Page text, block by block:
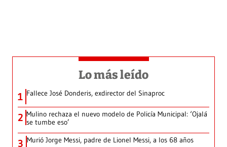
Lo más leído
1 Fallece José Donderis, exdirector del Sinaproc
2 Mulino rechaza el nuevo modelo de Policía Municipal: ‘Ojalá
se tumbe eso’
3 Murió Jorge Messi, padre de Lionel Messi, a los 68 años